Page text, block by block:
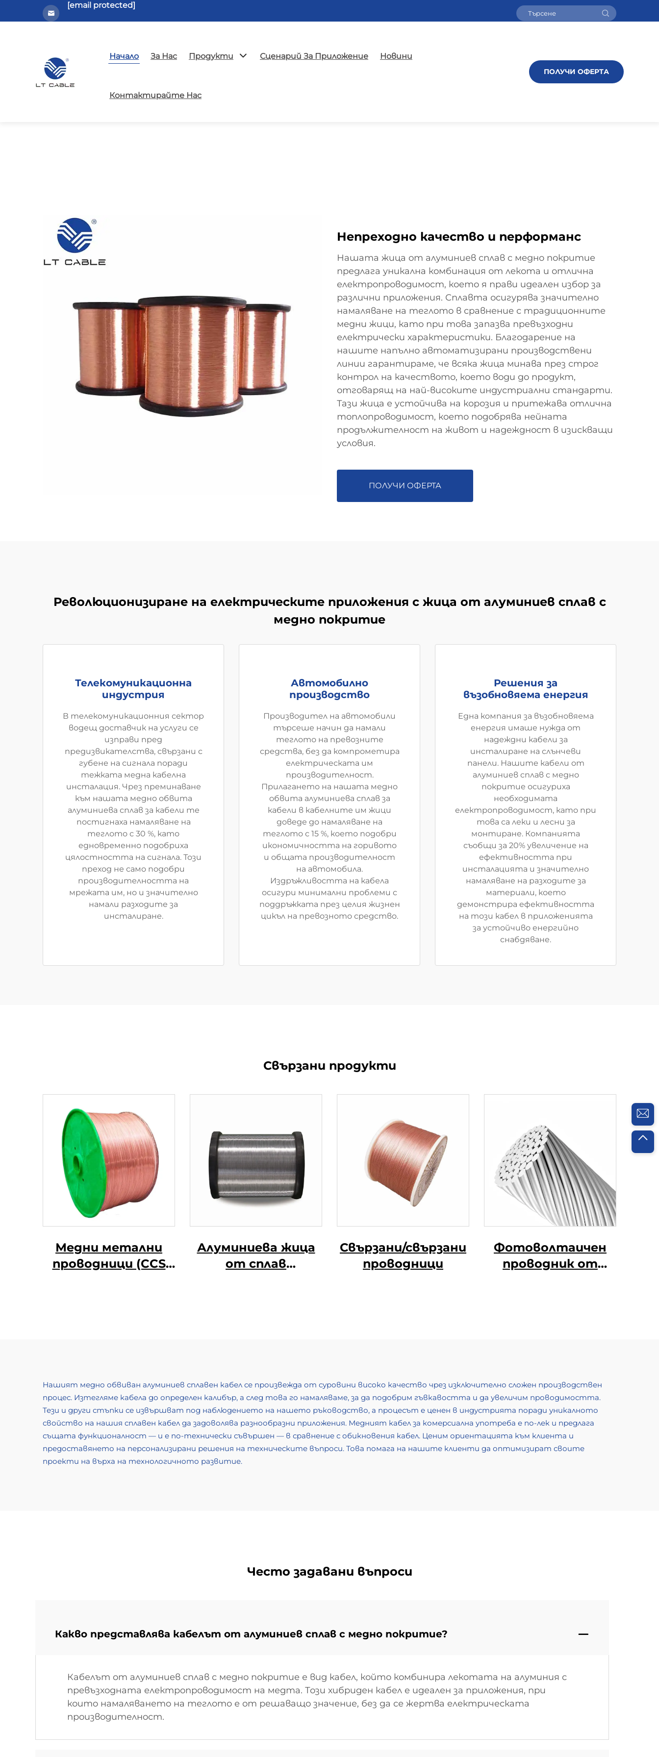
[email protected]
Начало За Нас Продукти Сценарий За Приложение Новини
Контактирайте Нас
ПОЛУЧИ ОФЕРТА
Непреходно качество и перформанс
Нашата жица от алуминиев сплав с медно покритие
предлага уникална комбинация от лекота и отлична
електропроводимост, което я прави идеален избор за
различни приложения. Сплавта осигурява значително
намаляване на теглото в сравнение с традиционните
медни жици, като при това запазва превъзходни
електрически характеристики. Благодарение на
нашите напълно автоматизирани производствени
линии гарантираме, че всяка жица минава през строг
контрол на качеството, което води до продукт,
отговарящ на най-високите индустриални стандарти.
Тази жица е устойчива на корозия и притежава отлична
топлопроводимост, което подобрява нейната
продължителност на живот и надеждност в изискващи
условия.
ПОЛУЧИ ОФЕРТА
Революционизиране на електрическите приложения с жица от алуминиев сплав с
медно покритие
Телекомуникационна
индустрия
В телекомуникационния сектор
водещ доставчик на услуги се
изправи пред
предизвикателства, свързани с
губене на сигнала поради
тежката медна кабелна
инсталация. Чрез преминаване
към нашата медно обвита
алуминиева сплав за кабели те
постигнаха намаляване на
теглото с 30 %, като
едновременно подобриха
цялостността на сигнала. Този
преход не само подобри
производителността на
мрежата им, но и значително
намали разходите за
инсталиране.
Автомобилно
производство
Производител на автомобили
търсеше начин да намали
теглото на превозните
средства, без да компрометира
електрическата им
производителност.
Прилагането на нашата медно
обвита алуминиева сплав за
кабели в кабелните им жици
доведе до намаляване на
теглото с 15 %, което подобри
икономичността на горивото
и общата производителност
на автомобила.
Издръжливостта на кабела
осигури минимални проблеми с
поддръжката през целия жизнен
цикъл на превозното средство.
Решения за
възобновяема енергия
Една компания за възобновяема
енергия имаше нужда от
надеждни кабели за
инсталиране на слънчеви
панели. Нашите кабели от
алуминиев сплав с медно
покритие осигуриха
необходимата
електропроводимост, като при
това са леки и лесни за
монтиране. Компанията
съобщи за 20% увеличение на
ефективността при
инсталацията и значително
намаляване на разходите за
материали, което
демонстрира ефективността
на този кабел в приложенията
за устойчиво енергийно
снабдяване.
Свързани продукти
Медни метални
проводници (CCS
Алуминиева жица
от сплав
Свързани/свързани
проводници
Фотоволтаичен
проводник от
Нашият медно обвиван алуминиев сплавен кабел се произвежда от суровини високо качество чрез изключително сложен производствен
процес. Изтегляме кабела до определен калибър, а след това го намаляваме, за да подобрим гъвкавостта и да увеличим проводимостта.
Тези и други стъпки се извършват под наблюдението на нашето ръководство, а процесът е ценен в индустрията поради уникалното
свойство на нашия сплавен кабел да задоволява разнообразни приложения. Медният кабел за комерсиална употреба е по-лек и предлага
същата функционалност — и е по-технически съвършен — в сравнение с обикновения кабел. Ценим ориентацията към клиента и
предоставянето на персонализирани решения на техническите въпроси. Това помага на нашите клиенти да оптимизират своите
проекти на върха на технологичното развитие.
Често задавани въпроси
Какво представлява кабелът от алуминиев сплав с медно покритие?
Кабелът от алуминиев сплав с медно покритие е вид кабел, който комбинира лекотата на алуминия с
превъзходната електропроводимост на медта. Този хибриден кабел е идеален за приложения, при
които намаляването на теглото е от решаващо значение, без да се жертва електрическата
производителност.